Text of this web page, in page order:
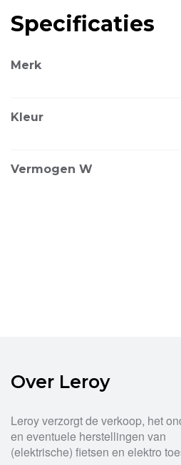
Specificaties
Merk
Kleur
Vermogen W
Over Leroy
Leroy verzorgt de verkoop, het
en eventuele herstellingen van
(elektrische) fietsen en elektro